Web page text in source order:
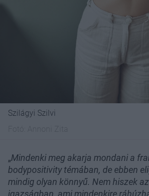
Szilágyi Szilvi
„Mindenki meg akarja mondani a
bodypositivity témában, de ebben
mindig olyan könnyű. Nem hiszek